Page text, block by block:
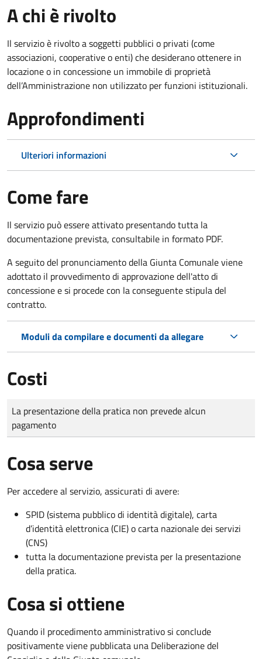
A chi è rivolto
Il servizio è rivolto a soggetti pubblici o privati (come
associazioni, cooperative o enti) che desiderano ottenere in
locazione o in concessione un immobile di proprietà
dell’Amministrazione non utilizzato per funzioni istituzionali.
Approfondimenti
Ulteriori informazioni
Come fare
Il servizio può essere attivato presentando tutta la
documentazione prevista, consultabile in formato PDF.
A seguito del pronunciamento della Giunta Comunale viene
adottato il provvedimento di approvazione dell'atto di
concessione e si procede con la conseguente stipula del
contratto.
Moduli da compilare e documenti da allegare
Costi
Tipo di pagamento
Importo
La presentazione della pratica non prevede alcun
pagamento
Cosa serve
Per accedere al servizio, assicurati di avere:
SPID (sistema pubblico di identità digitale), carta
d’identità elettronica (CIE) o carta nazionale dei servizi
(CNS)
tutta la documentazione prevista per la presentazione
della pratica.
Cosa si ottiene
Quando il procedimento amministrativo si conclude
positivamente viene pubblicata una Deliberazione del